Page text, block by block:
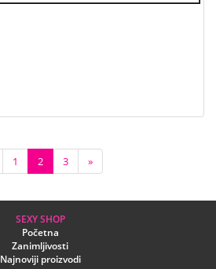
1 2 3 »
SEXY SHOP
Početna
Zanimljivosti
Najnoviji proizvodi